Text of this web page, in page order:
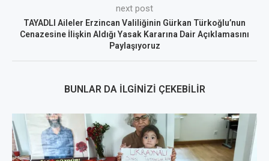
next post
TAYADLI Aileler Erzincan Valiliğinin Gürkan Türkoğlu’nun
Cenazesine İlişkin Aldığı Yasak Kararına Dair Açıklamasını
Paylaşıyoruz
BUNLAR DA İLGINIZI ÇEKEBILIR